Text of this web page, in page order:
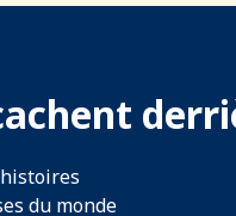
du monde